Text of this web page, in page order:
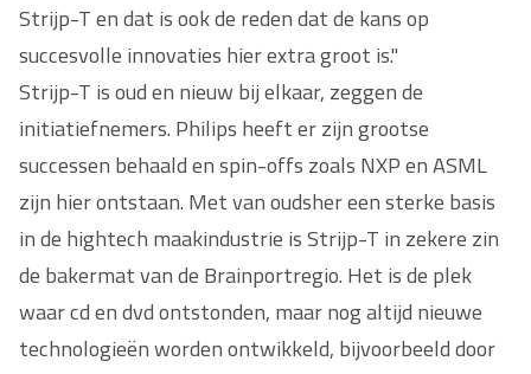
Strijp-T en dat is ook de reden dat de kans op
succesvolle innovaties hier extra groot is."
Strijp-T is oud en nieuw bij elkaar, zeggen de
initiatiefnemers. Philips heeft er zijn grootse
successen behaald en spin-offs zoals NXP en ASML
zijn hier ontstaan. Met van oudsher een sterke basis
in de hightech maakindustrie is Strijp-T in zekere zin
de bakermat van de Brainportregio. Het is de plek
waar cd en dvd ontstonden, maar nog altijd nieuwe
technologieën worden ontwikkeld, bijvoorbeeld door